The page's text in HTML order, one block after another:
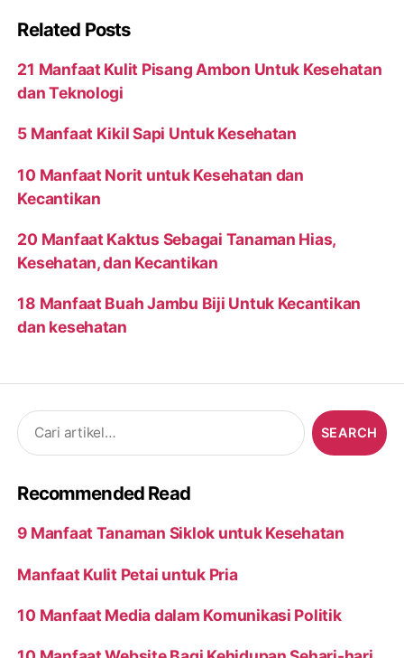
Related Posts
21 Manfaat Kulit Pisang Ambon Untuk Kesehatan
dan Teknologi
5 Manfaat Kikil Sapi Untuk Kesehatan
10 Manfaat Norit untuk Kesehatan dan
Kecantikan
20 Manfaat Kaktus Sebagai Tanaman Hias,
Kesehatan, dan Kecantikan
18 Manfaat Buah Jambu Biji Untuk Kecantikan
dan kesehatan
Search
for:
Recommended Read
9 Manfaat Tanaman Siklok untuk Kesehatan
Manfaat Kulit Petai untuk Pria
10 Manfaat Media dalam Komunikasi Politik